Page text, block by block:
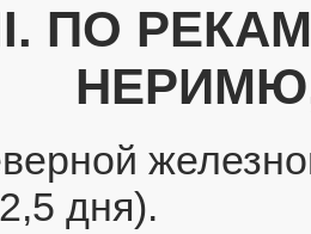
ПО
дня).